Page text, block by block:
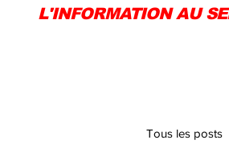
L'INFORMATION AU
Tous les posts